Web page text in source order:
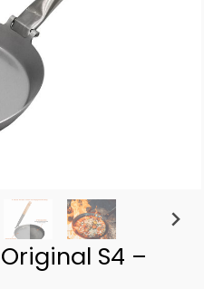
S4 –